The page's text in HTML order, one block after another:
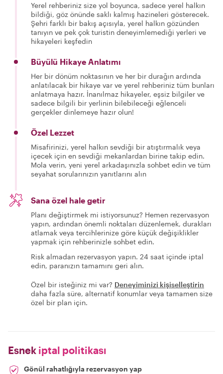
Yerel rehberiniz size yol boyunca, sadece yerel halkın
bildiği, göz önünde saklı kalmış hazineleri gösterecek.
Şehri farklı bir bakış açısıyla, yerel halkın gözünden
tanıyın ve pek çok turistin deneyimlemediği yerleri ve
hikayeleri keşfedin
Büyülü Hikaye Anlatımı
Her bir dönüm noktasının ve her bir durağın ardında
anlatılacak bir hikaye var ve yerel rehberiniz tüm bunları
anlatmaya hazır. İnanılmaz hikayeler, eşsiz bilgiler ve
sadece bilgili bir yerlinin bilebileceği eğlenceli
gerçekler dinlemeye hazır olun!
Özel Lezzet
Misafirinizi, yerel halkın sevdiği bir atıştırmalık veya
içecek için en sevdiği mekanlardan birine takip edin.
Mola verin, yeni yerel arkadaşınızla sohbet edin ve tüm
seyahat sorularınızın yanıtlarını alın
Sana özel hale getir
Planı değiştirmek mi istiyorsunuz? Hemen rezervasyon
yapın, ardından önemli noktaları düzenlemek, durakları
atlamak veya tercihlerinize göre küçük değişiklikler
yapmak için rehberinizle sohbet edin.
Risk almadan rezervasyon yapın. 24 saat içinde iptal
edin, paranızın tamamını geri alın.
Özel bir isteğiniz mi var? Deneyiminizi kişiselleştirin
daha fazla süre, alternatif konumlar veya tamamen size
özel bir plan için.
Esnek iptal politikası
Gönül rahatlığıyla rezervasyon yap